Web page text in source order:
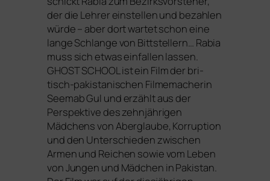
der die Lehrer ein­stel­len und bezah­len
wür­de – aber dort war­tet schon eine
lan­ge Schlange von Bittstellern… Rabia
muss sich etwas ein­fal­len las­sen.
GHOSTSCHOOL ist ein Film der bri­
tisch-paki­sta­ni­schen Filmemacherin
Seemab Gul und erzählt aus der
Perspektive des zehn­jäh­ri­gen
Mädchens von Aberglaube, Korruption
und den Unterschieden zwi­schen
Armen und Reichen sowie vom Leben
von Jungen und Mädchen in Pakistan.